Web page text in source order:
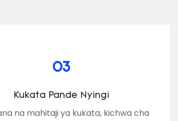
03
Kukata Pande Nyingi
na mahitaji ya kukata, kichwa cha